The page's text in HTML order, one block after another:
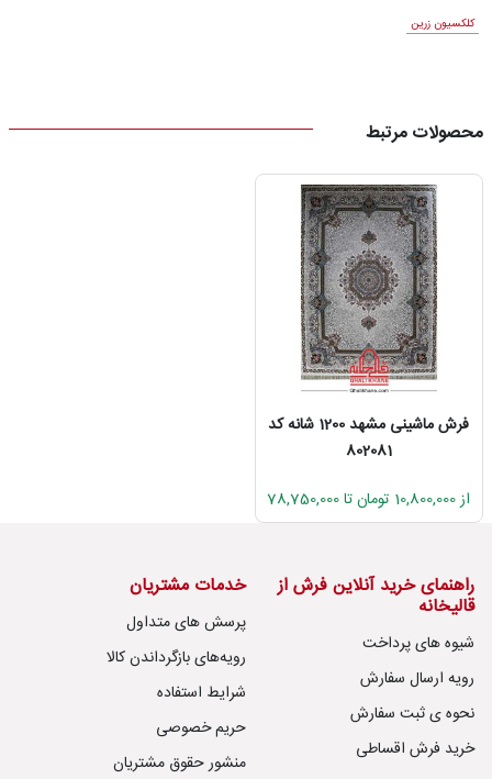
کلکسیون زرین
محصولات مرتبط
فرش ماشینی مشهد 1200 شانه کد
802081
از 10,800,000 تومان تا 78,750,000
راهنمای خرید آنلاین فرش از
قالیخانه
شیوه های پرداخت
رویه ارسال سفارش
نحوه ی ثبت سفارش
خرید فرش اقساطی
خدمات مشتریان
پرسش های متداول
رویه‌های بازگرداندن کالا
شرایط استفاده
حریم خصوصی
منشور حقوق مشتریان